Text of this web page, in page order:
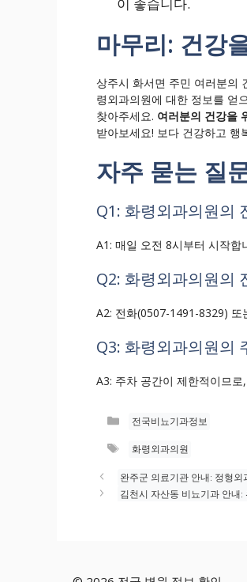
이 좋습니다.
마무리: 건강
상주시 화서면 주민 여러분의
령외과의원에 대한 정보를 얻
찾아주세요. 여러분의 건강을
받아보세요! 보다 건강하고 행
자주 묻는 질
Q1: 화령외과의원의
A1: 매일 오전 8시부터 시작합
Q2: 화령외과의원의
A2: 전화(0507-1491-8329) 또
Q3: 화령외과의원의
A3: 주차 공간이 제한적이므
카
고
전국비뇨기과정보
태
화령외과의원
완주군 의료기관 안내: 정형
김천시 자산동 비뇨기과 안내